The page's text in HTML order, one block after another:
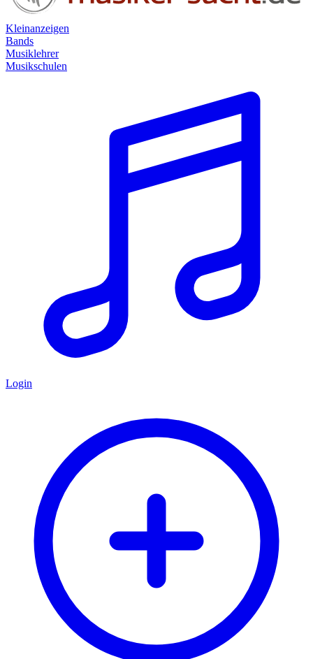
Kleinanzeigen
Bands
Musiklehrer
Musikschulen
Login